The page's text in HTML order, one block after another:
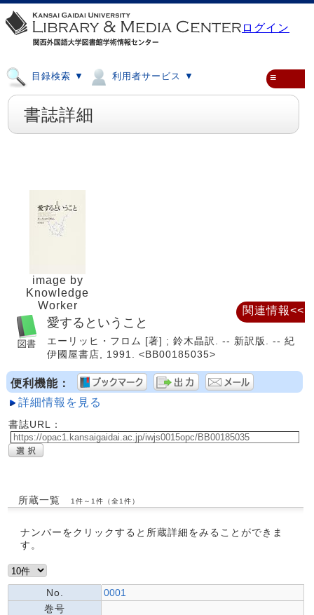
ログイン
目録検索 ▼ 利用者サービス ▼ ≡
書誌詳細
image by
Knowledge
Worker
愛するということ
エーリッヒ・フロム [著] ; 鈴木晶訳. -- 新訳版. -- 紀
伊國屋書店, 1991. <BB00185035>
便利機能：
詳細情報を見る
書誌URL：
所蔵一覧 1件～1件（全1件）
ナンバーをクリックすると所蔵詳細をみることができま
す。
No.
0001
巻号
関連情報<<